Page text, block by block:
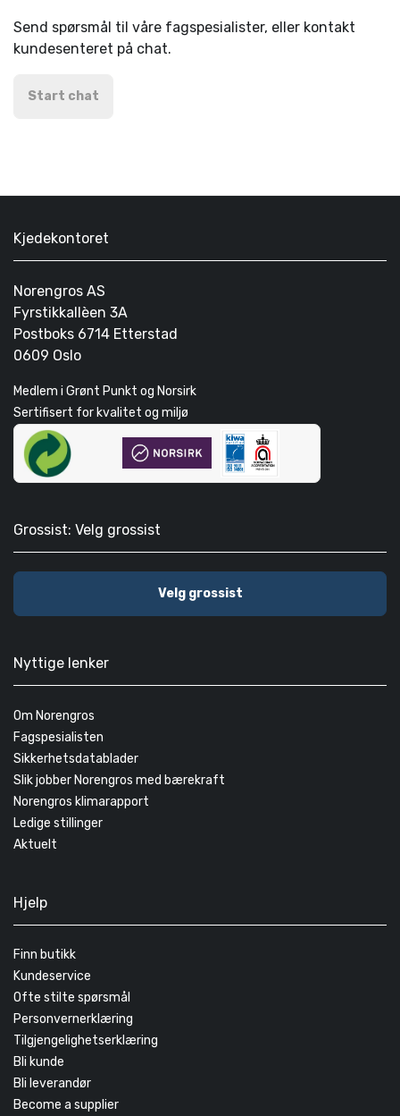
Send spørsmål til våre fagspesialister, eller kontakt
kundesenteret på chat.
Start chat
Kjedekontoret
Norengros AS
Fyrstikkallèen 3A
Postboks 6714 Etterstad
0609 Oslo
Medlem i Grønt Punkt og Norsirk
Sertifisert for kvalitet og miljø
Grossist: Velg grossist
Velg grossist
Nyttige lenker
Om Norengros
Fagspesialisten
Sikkerhetsdatablader
Slik jobber Norengros med bærekraft
Norengros klimarapport
Ledige stillinger
Aktuelt
Hjelp
Finn butikk
Kundeservice
Ofte stilte spørsmål
Personvernerklæring
Tilgjengelighetserklæring
Bli kunde
Bli leverandør
Become a supplier